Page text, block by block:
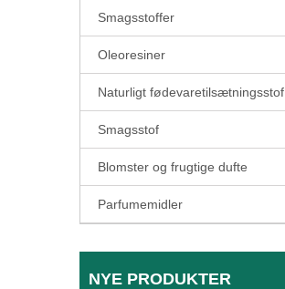
Smagsstoffer
Oleoresiner
Naturligt fødevaretilsætningsstof
Smagsstof
Blomster og frugtige dufte
Parfumemidler
NYE PRODUKTER